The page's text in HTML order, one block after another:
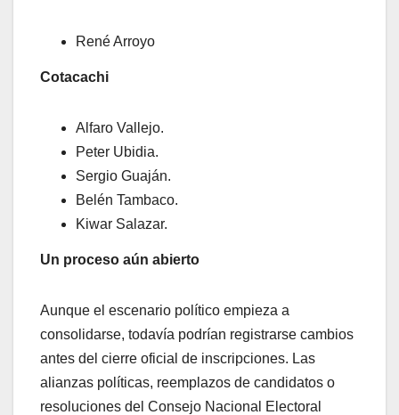
René Arroyo
Cotacachi
Alfaro Vallejo.
Peter Ubidia.
Sergio Guaján.
Belén Tambaco.
Kiwar Salazar.
Un proceso aún abierto
Aunque el escenario político empieza a
consolidarse, todavía podrían registrarse cambios
antes del cierre oficial de inscripciones. Las
alianzas políticas, reemplazos de candidatos o
resoluciones del Consejo Nacional Electoral